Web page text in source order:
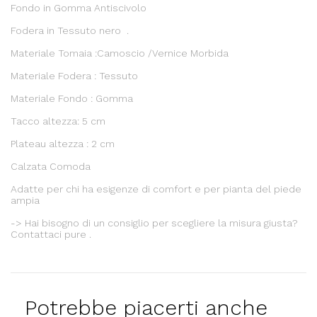
Fondo in Gomma Antiscivolo
Fodera in Tessuto nero .
Materiale Tomaia :Camoscio /Vernice Morbida
Materiale Fodera : Tessuto
Materiale Fondo : Gomma
Tacco altezza: 5 cm
Plateau altezza : 2 cm
Calzata Comoda
Adatte per chi ha esigenze di comfort e per pianta del piede
ampia
-> Hai bisogno di un consiglio per scegliere la misura giusta?
Contattaci pure .
Potrebbe piacerti anche